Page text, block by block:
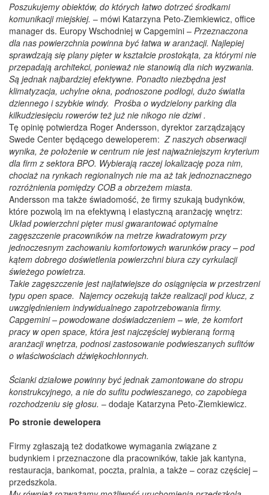
Poszukujemy obiektów, do których łatwo dotrzeć środkami
komunikacji miejskiej. – mówi Katarzyna Peto-Ziemkiewicz, office
manager ds. Europy Wschodniej w Capgemini – Przeznaczona
dla nas powierzchnia powinna być łatwa w aranżacji. Najlepiej
sprawdzają się plany pięter w kształcie prostokąta, za którymi nie
przepadają architekci, ponieważ nie stanowią dla nich wyzwania.
Są jednak najbardziej efektywne. Ponadto niezbędna jest
klimatyzacja, uchylne okna, podnoszone podłogi, dużo światła
dziennego i szybkie windy. Prośba o wydzielony parking dla
kilkudziesięciu rowerów też już nie nikogo nie dziwi .
Tę opinię potwierdza Roger Andersson, dyrektor zarządzający
Swede Center będącego deweloperem:Z naszych obserwacji
wynika, że położenie w centrum nie jest najważniejszym kryterium
dla firm z sektora BPO. Wybierają raczej lokalizację poza nim,
chociaż na rynkach regionalnych nie ma aż tak jednoznacznego
rozróżnienia pomiędzy COB a obrzeżem miasta.
Andersson ma także świadomość, że firmy szukają budynków,
które pozwolą im na efektywną i elastyczną aranżację wnętrz:
Układ powierzchni pięter musi gwarantować optymalne
zagęszczenie pracowników na metrze kwadratowym przy
jednoczesnym zachowaniu komfortowych warunków pracy – pod
kątem dobrego doświetlenia powierzchni biura czy cyrkulacji
świeżego powietrza.
Takie zagęszczenie jest najłatwiejsze do osiągnięcia w przestrzeni
typu open space. Najemcy oczekują także realizacji pod klucz, z
uwzględnieniem indywidualnego zapotrzebowania firmy.
Capgemini – powodowane doświadczeniem – wie, że komfort
pracy w open space, która jest najczęściej wybieraną formą
aranżacji wnętrza, podnosi zastosowanie podwieszanych sufitów
o właściwościach dźwiękochłonnych.
Ścianki działowe powinny być jednak zamontowane do stropu
konstrukcyjnego, a nie do sufitu podwieszanego, co zapobiega
rozchodzeniu się głosu. – dodaje Katarzyna Peto-Ziemkiewicz.
Po stronie dewelopera
Firmy zgłaszają też dodatkowe wymagania związane z
budynkiem i przeznaczone dla pracowników, takie jak kantyna,
restauracja, bankomat, poczta, pralnia, a także – coraz częściej –
przedszkola.